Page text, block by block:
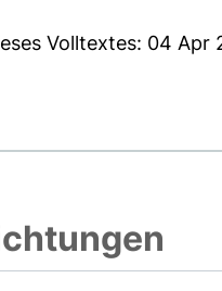
Volltextes: 04 Apr